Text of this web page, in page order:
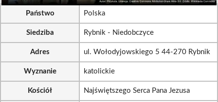
Państwo Polska
Siedziba Rybnik - Niedobczyce
Adres ul. Wołodyjowskiego 5 44-270 Rybnik
Wyznanie katolickie
Kościół Najświętszego Serca Pana Jezusa